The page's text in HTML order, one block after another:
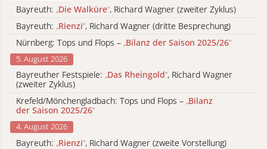
Bayreuth: „Die Walküre“, Richard Wagner (zweiter Zyklus)
Bayreuth: „Rienzi“, Richard Wagner (dritte Besprechung)
Nürnberg: Tops und Flops – „Bilanz der Saison 2025/26“
5. August 2026
Bayreuther Festspiele: „Das Rheingold“, Richard Wagner
(zweiter Zyklus)
Krefeld/Mönchengladbach: Tops und Flops – „Bilanz
der Saison 2025/26“
4. August 2026
Bayreuth: „Rienzi“, Richard Wagner (zweite Vorstellung)